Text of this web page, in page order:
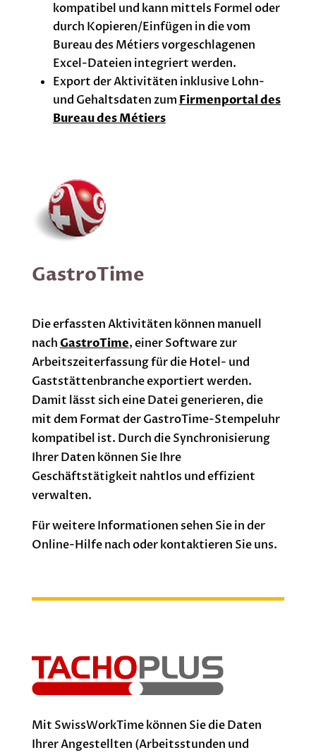
kompatibel und kann mittels Formel oder
durch Kopieren/Einfügen in die vom
Bureau des Métiers vorgeschlagenen
Excel-Dateien integriert werden.
Export der Aktivitäten inklusive Lohn-
und Gehaltsdaten zum Firmenportal des
Bureau des Métiers
GastroTime
Die erfassten Aktivitäten können manuell
nachGastroTime, einer Software zur
Arbeitszeiterfassung für die Hotel- und
Gaststättenbranche exportiert werden.
Damit lässt sich eine Datei generieren, die
mit dem Format der GastroTime-Stempeluhr
kompatibel ist. Durch die Synchronisierung
Ihrer Daten können Sie Ihre
Geschäftstätigkeit nahtlos und effizient
verwalten.
Für weitere Informationen sehen Sie in der
Online-Hilfe nach oder kontaktieren Sie uns.
Mit SwissWorkTime können Sie die Daten
Ihrer Angestellten (Arbeitsstunden und